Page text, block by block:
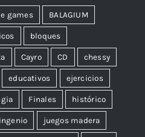
games BALAGIUM
bloques
Cayro CD chessy
educativos ejercicios
Finales histórico
juegos madera